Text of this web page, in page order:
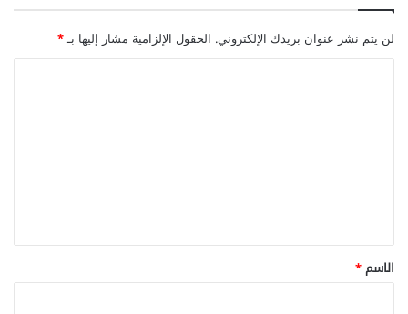
لن يتم نشر عنوان بريدك الإلكتروني. الحقول الإلزامية مشار إليها بـ*
*
الاسم*